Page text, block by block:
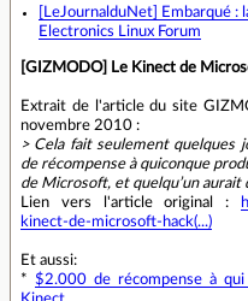
[LeJournalduNet] Embarqué :
Electronics Linux Forum
[GIZMODO] Le Kinect de
Extrait de l'article du site
novembre 2010 :
> Cela fait seulement quelques
de récompense à quiconque
de Microsoft, et quelqu’un
Lien vers l'article original :
kinect-de-microsoft-hack(...)
Et aussi:
* $2.000 de récompense à